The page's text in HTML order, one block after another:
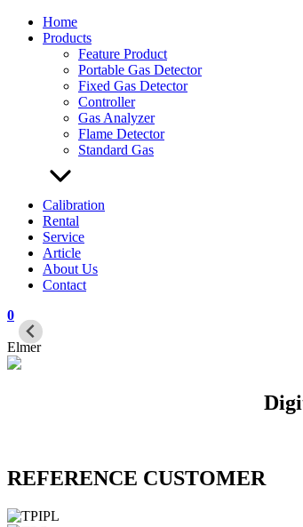
Home
Products
Feature Product
Portable Gas Detector
Fixed Gas Detector
Controller
Gas Analyzer
Flame Detector
Standard Gas
Calibration
Rental
Service
Article
About Us
Contact
0
Elmer
REFERENCE CUSTOMER